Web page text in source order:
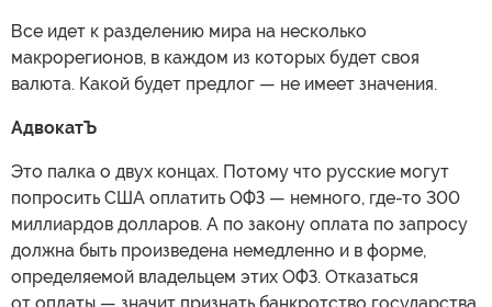
Все идет к разделению мира на несколько
макрорегионов, в каждом из которых будет своя
валюта. Какой будет предлог — не имеет значения.
АдвокатЪ
Это палка о двух концах. Потому что русские могут
попросить США оплатить ОФЗ — немного, где-то 300
миллиардов долларов. А по закону оплата по запросу
должна быть произведена немедленно и в форме,
определяемой владельцем этих ОФЗ. Отказаться